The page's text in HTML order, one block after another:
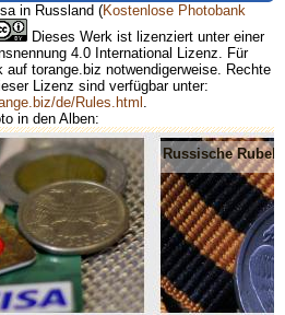
in Russland (Kostenlose Photobank
Dieses Werk ist lizenziert unter einer
4.0 International Lizenz. Für
auf torange.biz notwendigerweise. Rechte
Lizenz sind verfügbar unter:
de/Rules.html
in den Alben:
Russische Rubel